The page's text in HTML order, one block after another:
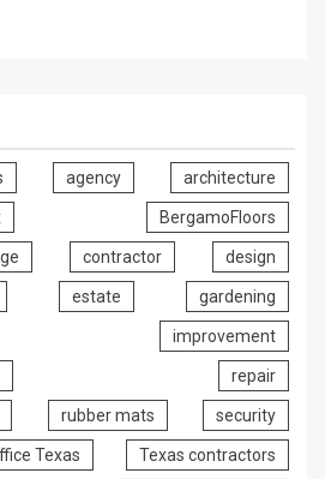
agency architecture
BergamoFloors
contractor design
estate gardening
improvement
repair
rubber mats security
Texas Texas contractors